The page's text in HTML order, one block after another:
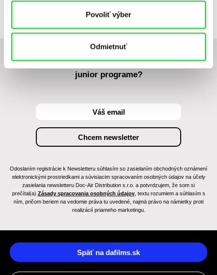
Povoliť výber
Odmietnuť
Chcete byť pravidelne informovaní o novinkách v
junior programe?
Odoslaním registrácie k Newsletteru súhlasím so zasielaním obchodných oznámení
elektronickými prostriedkami a súvisiacim spracovaním osobných údajov na účely
zasielania newsletteru Doc-Air Distribution s.r.o. a potvrdzujem, že som si
prečítal(a) Zásady spracovania osobných údajov, textu rozumiem a súhlasím s
ním, pričom beriem na vedomie práva tu uvedené, najmä právo na námietky proti
realizácií priameho marketingu.
Späť na dafilms.sk